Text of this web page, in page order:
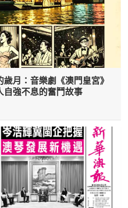
月：音樂劇《澳門皇宮》
自強不息的奮鬥故事